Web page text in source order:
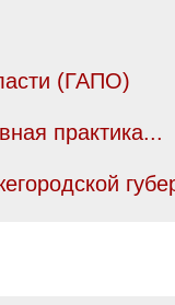
(ГАПО)
практика...